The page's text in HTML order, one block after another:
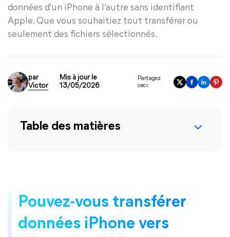
données d'un iPhone à l’autre sans identifiant
Apple. Que vous souhaitiez tout transférer ou
seulement des fichiers sélectionnés.
par
Victor
Mis à jour le
13/05/2026
Partagez
ceci:
Table des matières
Pouvez-vous transférer
données iPhone vers